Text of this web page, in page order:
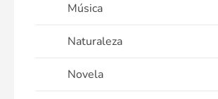
Música
Naturaleza
Novela